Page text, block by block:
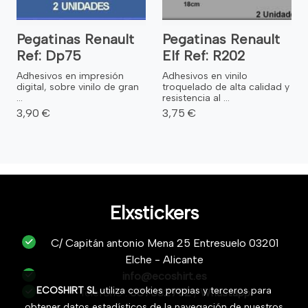
Pegatinas Renault
Ref: Dp75
Adhesivos en impresión
digital, sobre vinilo de gran
...
3,90 €
Pegatinas Renault
Elf Ref: R202
Adhesivos en vinilo
troquelado de alta calidad y
resistencia al ...
3,75 €
Elxstickers
C/ Capitán antonio Mena 25 Entresuelo 03201
Elche - Alicante
info@ecoshirt.es
Teléfono :687632752/Whastapp
ECOSHIRT SLutiliza cookies propias y terceros para